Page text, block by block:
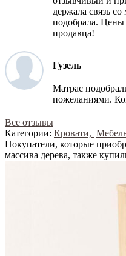
держала связь
подобрала.
продавца!
Гузель
Матрас
пожеланиями.
Все отзывы
Категории: Кровати,
Покупатели, которые
массива дерева, также